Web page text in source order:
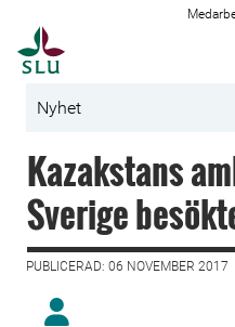
Nyhet
Kazakstans
Sverige
PUBLICERAD: 06 NOVEMBER 2017